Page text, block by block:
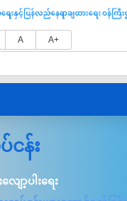
A A+
ငန်း
ျော့ပါးရေး